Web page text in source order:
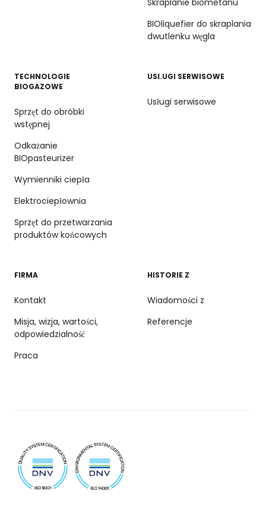
Skraplanie biometanu
BIOliquefier do skraplania
dwutlenku węgla
TECHNOLOGIE
BIOGAZOWE
Sprzęt do obróbki
wstępnej
Odkażanie
BIOpasteurizer
Wymienniki ciepła
Elektrociepłownia
Sprzęt do przetwarzania
produktów końcowych
USŁUGI SERWISOWE
Usługi serwisowe
FIRMA
Kontakt
Misja, wizja, wartości,
odpowiedzialność
Praca
HISTORIE Z
Wiadomości z
Referencje